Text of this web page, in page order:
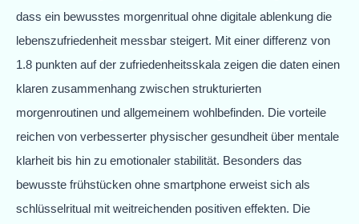
dass ein bewusstes morgenritual ohne digitale ablenkung die
lebenszufriedenheit messbar steigert. Mit einer differenz von
1.8 punkten auf der zufriedenheitsskala zeigen die daten einen
klaren zusammenhang zwischen strukturierten
morgenroutinen und allgemeinem wohlbefinden. Die vorteile
reichen von verbesserter physischer gesundheit über mentale
klarheit bis hin zu emotionaler stabilität. Besonders das
bewusste frühstücken ohne smartphone erweist sich als
schlüsselritual mit weitreichenden positiven effekten. Die